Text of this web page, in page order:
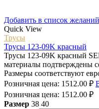
Добавить в список желаний
Quick View
Трусы
Трусы 123-09K красный
Трусы 123-09K красный
материалы подтверждены
Размеры соответствуют
Розничная цена: 1512.00 ₽
Розничная цена: 1512.00 ₽
Размер 38 40